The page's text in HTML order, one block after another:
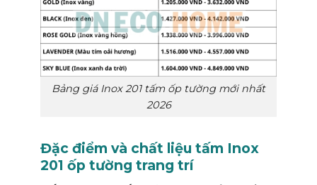
Bảng giá Inox 201 tấm ốp tường mới nhất
2026
Đặc điểm và chất liệu tấm Inox
201 ốp tường trang trí